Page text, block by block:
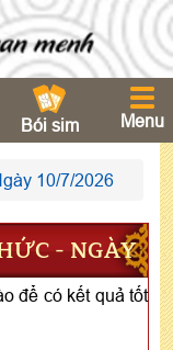
Bói sim Menu
10/7/2026
- NGÀY
để có kết quả tốt